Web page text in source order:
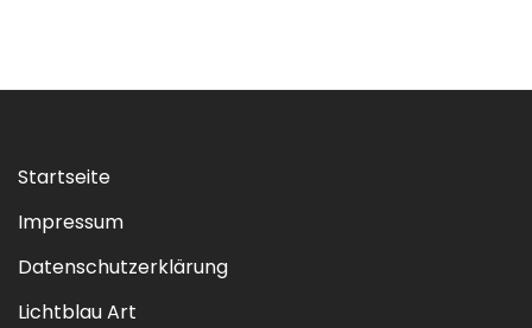
Startseite
Impressum
Datenschutzerklärung
Lichtblau Art